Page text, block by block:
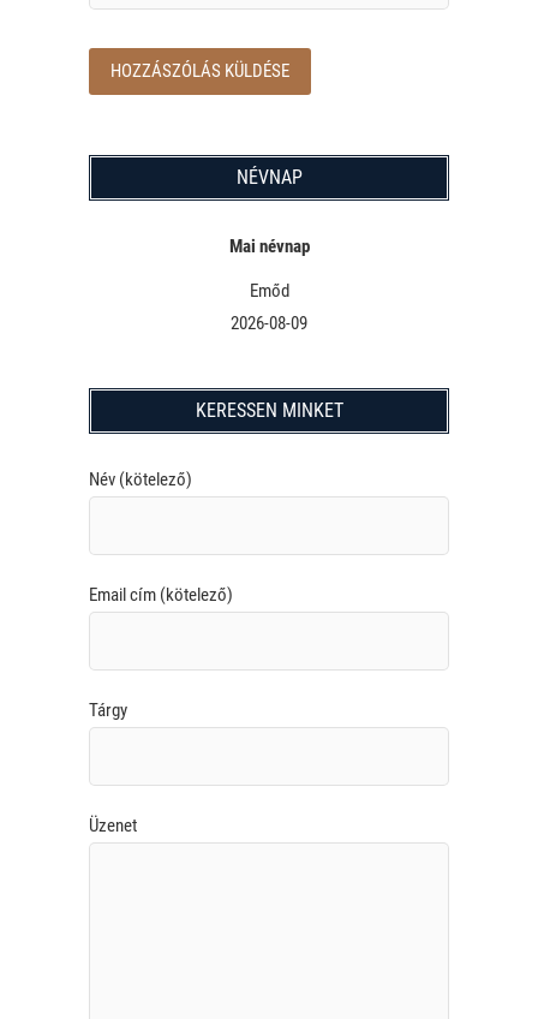
NÉVNAP
Mai névnap
Emőd
2026-08-09
KERESSEN MINKET
Név (kötelező)
Email cím (kötelező)
Tárgy
Üzenet